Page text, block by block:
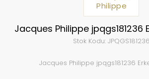
Philippe
Jacques Philippe jpqgs181236
Stok Kodu:JPQGS181236
Jacques Philippe jpqgs181236